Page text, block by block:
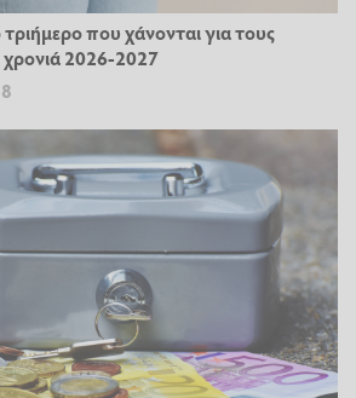
που χάνονται για τους
χρονιά 2026-2027